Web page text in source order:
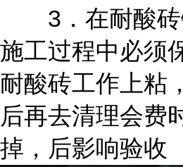
3．在耐酸砖
施工过程中必须
耐酸砖工作上粘
后再去清理会费
掉，后影响验收